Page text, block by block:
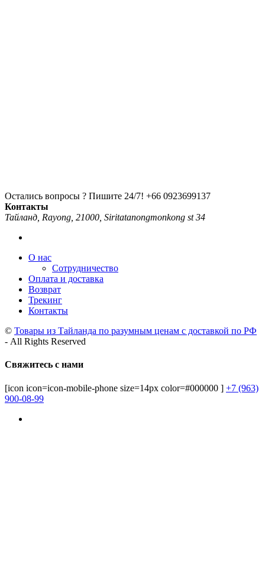
Остались вопросы ? Пишите 24/7! +66 0923699137
Контакты
Тайланд, Rayong, 21000, Siritatanongmonkong st 34
О нас
Сотрудничество
Оплата и доставка
Возврат
Трекинг
Контакты
© Товары из Тайланда по разумным ценам с доставкой по РФ
- All Rights Reserved
Свяжитесь с нами
[icon icon=icon-mobile-phone size=14px color=#000000 ] +7 (963)
900-08-99